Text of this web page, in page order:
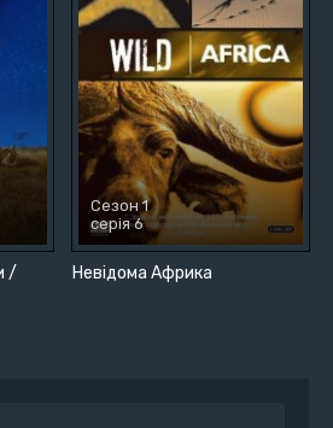
/
Невідома Африка
Сезон 1
серія 6